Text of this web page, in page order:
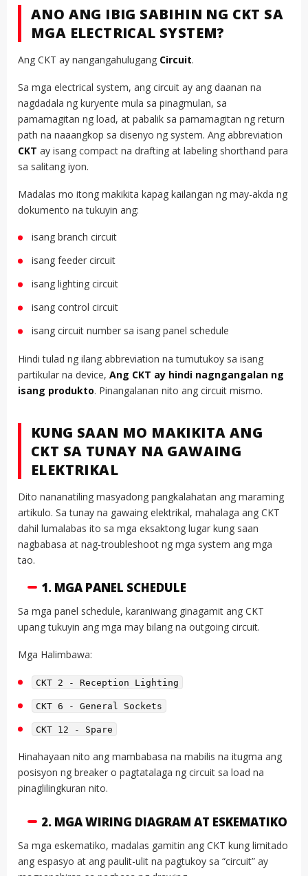
ANO ANG IBIG SABIHIN NG CKT SA
MGA ELECTRICAL SYSTEM?
Ang CKT ay nangangahulugang Circuit.
Sa mga electrical system, ang circuit ay ang daanan na
nagdadala ng kuryente mula sa pinagmulan, sa
pamamagitan ng load, at pabalik sa pamamagitan ng return
path na naaangkop sa disenyo ng system. Ang abbreviation
CKT ay isang compact na drafting at labeling shorthand para
sa salitang iyon.
Madalas mo itong makikita kapag kailangan ng may-akda ng
dokumento na tukuyin ang:
isang branch circuit
isang feeder circuit
isang lighting circuit
isang control circuit
isang circuit number sa isang panel schedule
Hindi tulad ng ilang abbreviation na tumutukoy sa isang
partikular na device, Ang CKT ay hindi nagngangalan ng
isang produkto. Pinangalanan nito ang circuit mismo.
KUNG SAAN MO MAKIKITA ANG
CKT SA TUNAY NA GAWAING
ELEKTRIKAL
Dito nananatiling masyadong pangkalahatan ang maraming
artikulo. Sa tunay na gawaing elektrikal, mahalaga ang CKT
dahil lumalabas ito sa mga eksaktong lugar kung saan
nagbabasa at nag-troubleshoot ng mga system ang mga
tao.
1. MGA PANEL SCHEDULE
Sa mga panel schedule, karaniwang ginagamit ang CKT
upang tukuyin ang mga may bilang na outgoing circuit.
Mga Halimbawa:
CKT 2 - Reception Lighting
CKT 6 - General Sockets
CKT 12 - Spare
Hinahayaan nito ang mambabasa na mabilis na itugma ang
posisyon ng breaker o pagtatalaga ng circuit sa load na
pinaglilingkuran nito.
2. MGA WIRING DIAGRAM AT ESKEMATIKO
Sa mga eskematiko, madalas gamitin ang CKT kung limitado
ang espasyo at ang paulit-ulit na pagtukoy sa “circuit” ay